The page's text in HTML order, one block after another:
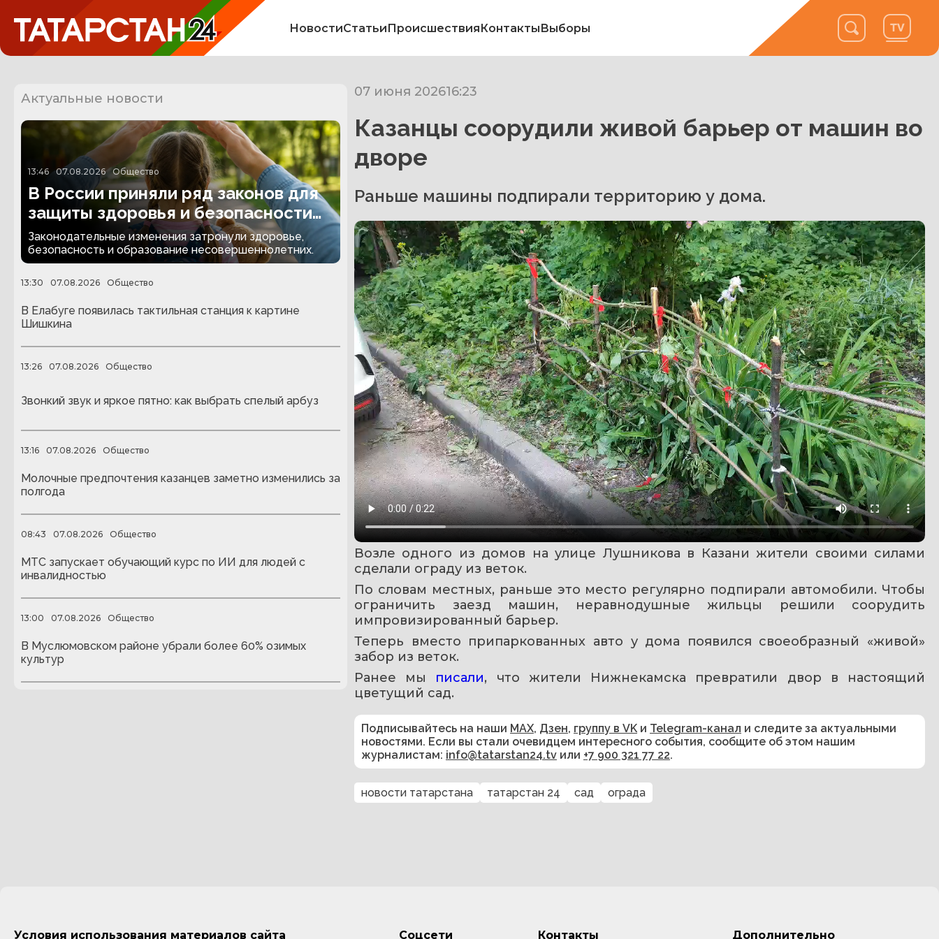
НовостиСтатьиПроисшествияКонтактыВыборы
Актуальные новости
13:46 07.08.2026 Общество
В России приняли ряд законов для
защиты здоровья и безопасности
детей
Законодательные изменения затронули здоровье,
безопасность и образование несовершеннолетних.
13:30 07.08.2026 Общество
В Елабуге появилась тактильная станция к картине
Шишкина
13:26 07.08.2026 Общество
Звонкий звук и яркое пятно: как выбрать спелый арбуз
13:16 07.08.2026 Общество
Молочные предпочтения казанцев заметно изменились за
полгода
08:43 07.08.2026 Общество
МТС запускает обучающий курс по ИИ для людей с
инвалидностью
13:00 07.08.2026 Общество
В Муслюмовском районе убрали более 60% озимых
культур
07 июня 202616:23
Казанцы соорудили живой барьер от машин во
дворе
Раньше машины подпирали территорию у дома.
Возле одного из домов на улице Лушникова в Казани жители своими силами
сделали ограду из веток.
По словам местных, раньше это место регулярно подпирали автомобили. Чтобы
ограничить заезд машин, неравнодушные жильцы решили соорудить
импровизированный барьер.
Теперь вместо припаркованных авто у дома появился своеобразный «живой»
забор из веток.
Ранее мы писали, что жители Нижнекамска превратили двор в настоящий
цветущий сад.
Подписывайтесь на наши MAX, Дзен, группу в VK и Telegram-канал и следите за актуальными
новостями. Если вы стали очевидцем интересного события, сообщите об этом нашим
журналистам: info@tatarstan24.tv или +7 900 321 77 22.
новости татарстана татарстан 24 сад ограда
Условия использования материалов сайта Соцсети Контакты Дополнительно